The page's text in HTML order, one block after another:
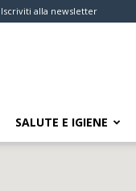
Iscriviti alla newsletter
SALUTE E IGIENE